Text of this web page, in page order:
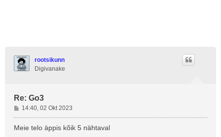
rootsikunn
Digivanake
Re: Go3
P
o
s
14:40, 02 Okt 2023
Meie telo äppis kõik 5 nähtaval